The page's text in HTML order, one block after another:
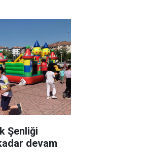
Şenliği
devam